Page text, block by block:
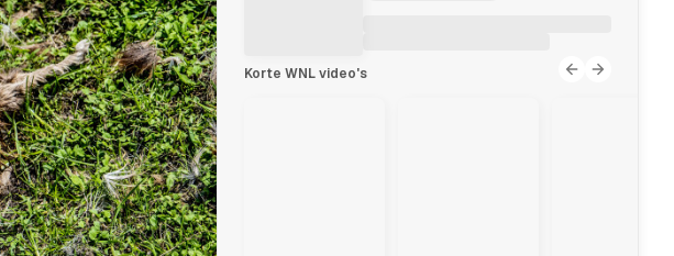
Korte WNL video's